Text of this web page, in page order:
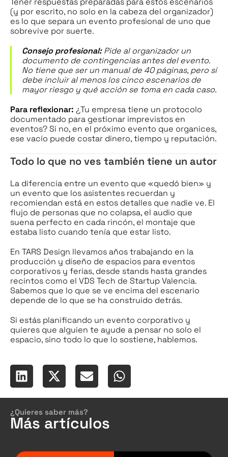
(y por escrito, no solo en la cabeza del organizador)
es lo que separa un evento profesional de uno que
sobrevive por suerte.
Consejo profesional:Pide al organizador un
documento de contingencias antes del evento.
No tiene que ser un manual de 40 páginas, pero sí
debe incluir al menos los cinco escenarios de
mayor riesgo y qué acción se toma en cada caso.
Para reflexionar: ¿Tu empresa tiene un protocolo
documentado para gestionar imprevistos en
eventos? Si no, en el próximo evento que organices,
ese vacío puede costar dinero, tiempo y reputación.
Todo lo que no ves también tiene un autor
La diferencia entre un evento que «quedó bien» y
un evento que los asistentes recuerdan y
recomiendan está en estos detalles que nadie ve. El
flujo de personas que no colapsa, el audio que
suena perfecto en cada rincón, el montaje que
estaba listo cuando tenía que estar listo.
En TARS Design llevamos años trabajando en la
producción y diseño de espacios para eventos
corporativos y ferias, desde stands hasta grandes
recintos como el VDS Tech de Startup Valencia.
Sabemos que lo que se ve encima del escenario
depende de lo que se ha construido detrás.
Si estás planificando un evento corporativo y
quieres que alguien te ayude a pensar no solo el
espacio, sino todo lo que lo sostiene, hablemos.
¿Quieres saber más?
Más artículos